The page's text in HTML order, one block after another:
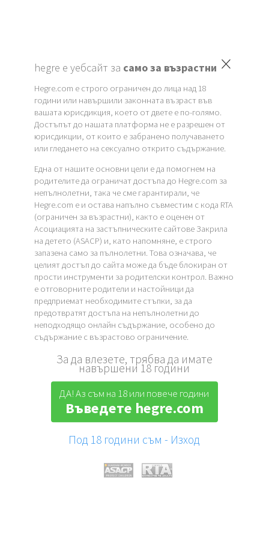
×
hegre е уебсайт за само за възрастни
Hegre.com е строго ограничен до лица над 18
години или навършили законната възраст във
вашата юрисдикция, което от двете е по-голямо.
Достъпът до нашата платформа не е разрешен от
юрисдикции, от които е забранено получаването
или гледането на сексуално открито съдържание.
Една от нашите основни цели е да помогнем на
родителите да ограничат достъпа до Hegre.com за
непълнолетни, така че сме гарантирали, че
Hegre.com е и остава напълно съвместим с кода RTA
(ограничен за възрастни), както е оценен от
Асоциацията на застъпническите сайтове Закрила
на детето (ASACP) и, като напомняне, е строго
запазена само за пълнолетни. Това означава, че
целият достъп до сайта може да бъде блокиран от
прости инструменти за родителски контрол. Важно
е отговорните родители и настойници да
предприемат необходимите стъпки, за да
предотвратят достъпа на непълнолетни до
неподходящо онлайн съдържание, особено до
съдържание с възрастово ограничение.
За да влезете, трябва да имате
навършени 18 години
ДА! Аз съм на 18 или повече години
Въведете hegre.com
Под 18 години съм - Изход